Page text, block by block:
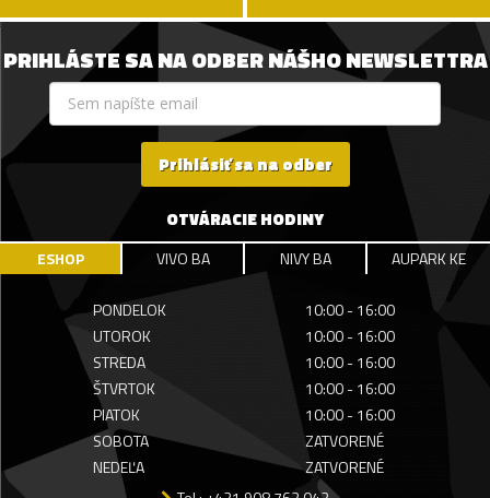
PRIHLÁSTE SA NA ODBER NÁŠHO NEWSLETTRA
Prihlásiť sa na odber
OTVÁRACIE HODINY
ESHOP VIVO BA NIVY BA AUPARK KE
PONDELOK
10:00 - 16:00
UTOROK
10:00 - 16:00
STREDA
10:00 - 16:00
ŠTVRTOK
10:00 - 16:00
PIATOK
10:00 - 16:00
SOBOTA
ZATVORENÉ
NEDEĽA
ZATVORENÉ